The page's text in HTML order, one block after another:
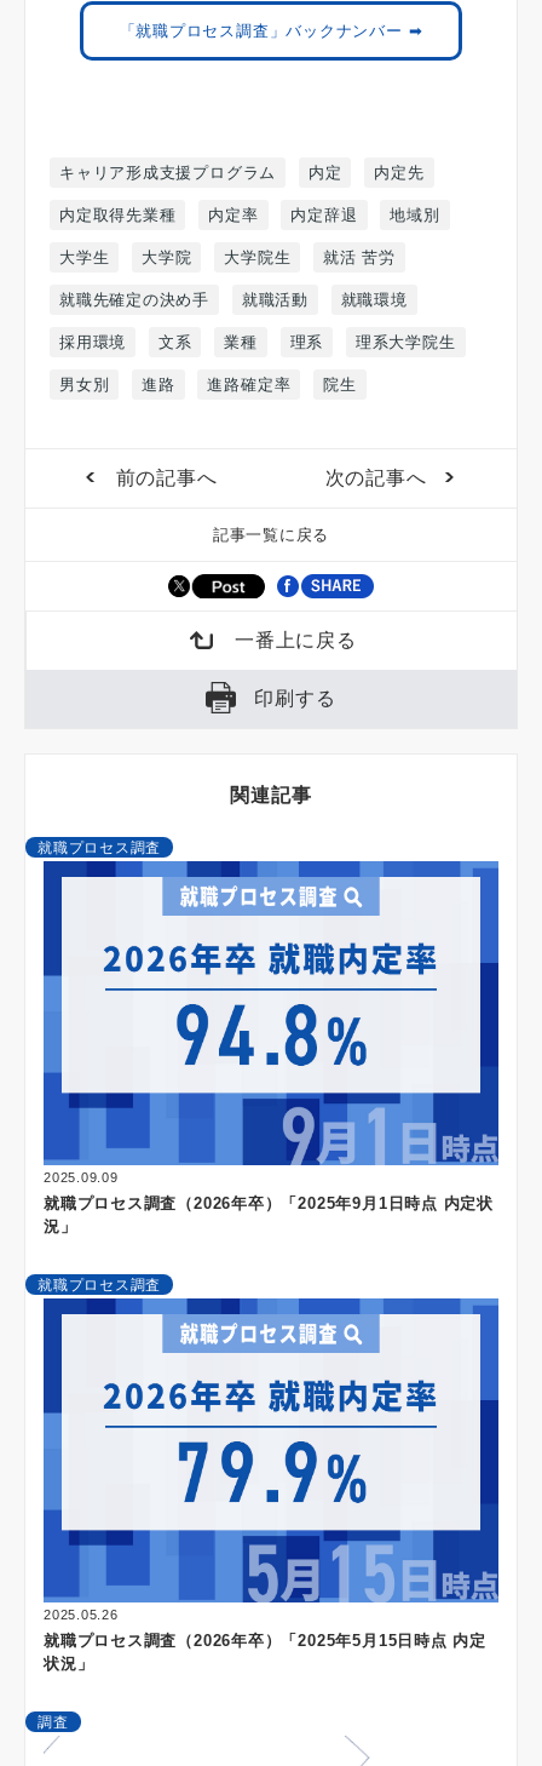
「就職プロセス調査」バックナンバー ➡
キャリア形成支援プログラム 内定 内定先
内定取得先業種 内定率 内定辞退 地域別
大学生 大学院 大学院生 就活 苦労
就職先確定の決め手 就職活動 就職環境
採用環境 文系 業種 理系 理系大学院生
男女別 進路 進路確定率 院生
前の記事へ 次の記事へ
記事一覧に戻る
一番上に戻る
印刷する
関連記事
就職プロセス調査
2025.09.09
就職プロセス調査（2026年卒）「2025年9月1日時点 内定状
況」
就職プロセス調査
2025.05.26
就職プロセス調査（2026年卒）「2025年5月15日時点 内定
状況」
調査